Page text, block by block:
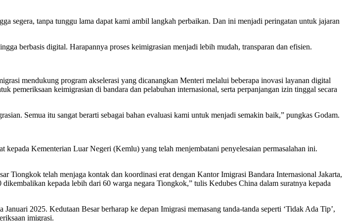
segera, tanpa tunggu lama dapat kami ambil langkah perbaikan. Dan ini menjadi peringatan untuk jajaran
berbasis digital. Harapannya proses keimigrasian menjadi lebih mudah, transparan dan efisien.
mendukung program akselerasi yang dicanangkan Menteri melalui beberapa inovasi layanan digital
keimigrasian di bandara dan pelabuhan internasional, serta perpanjangan izin tinggal secara
Semua itu sangat berarti sebagai bahan evaluasi kami untuk menjadi semakin baik,” pungkas Godam.
Kementerian Luar Negeri (Kemlu) yang telah menjembatani penyelesaian permasalahan ini.
Tiongkok telah menjaga kontak dan koordinasi erat dengan Kantor Imigrasi Bandara Internasional Jakarta,
kepada lebih dari 60 warga negara Tiongkok,” tulis Kedubes China dalam suratnya kepada
2025. Kedutaan Besar berharap ke depan Imigrasi memasang tanda-tanda seperti ‘Tidak Ada Tip’,
imigrasi.